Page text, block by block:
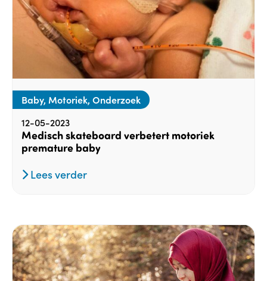
Baby, Motoriek, Onderzoek
12-05-2023
Medisch skateboard verbetert motoriek
premature baby
Lees verder